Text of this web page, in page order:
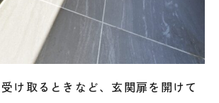
け取るときなど、玄関扉を開けて